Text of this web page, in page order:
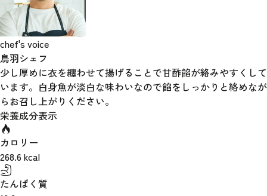
chef's voice
鳥羽シェフ
少し厚めに衣を纏わせて揚げることで甘酢餡が絡みやすくして
います。白身魚が淡白な味わいなので餡をしっかりと絡めなが
らお召し上がりください。
栄養成分表示
カロリー
268.6 kcal
たんぱく質